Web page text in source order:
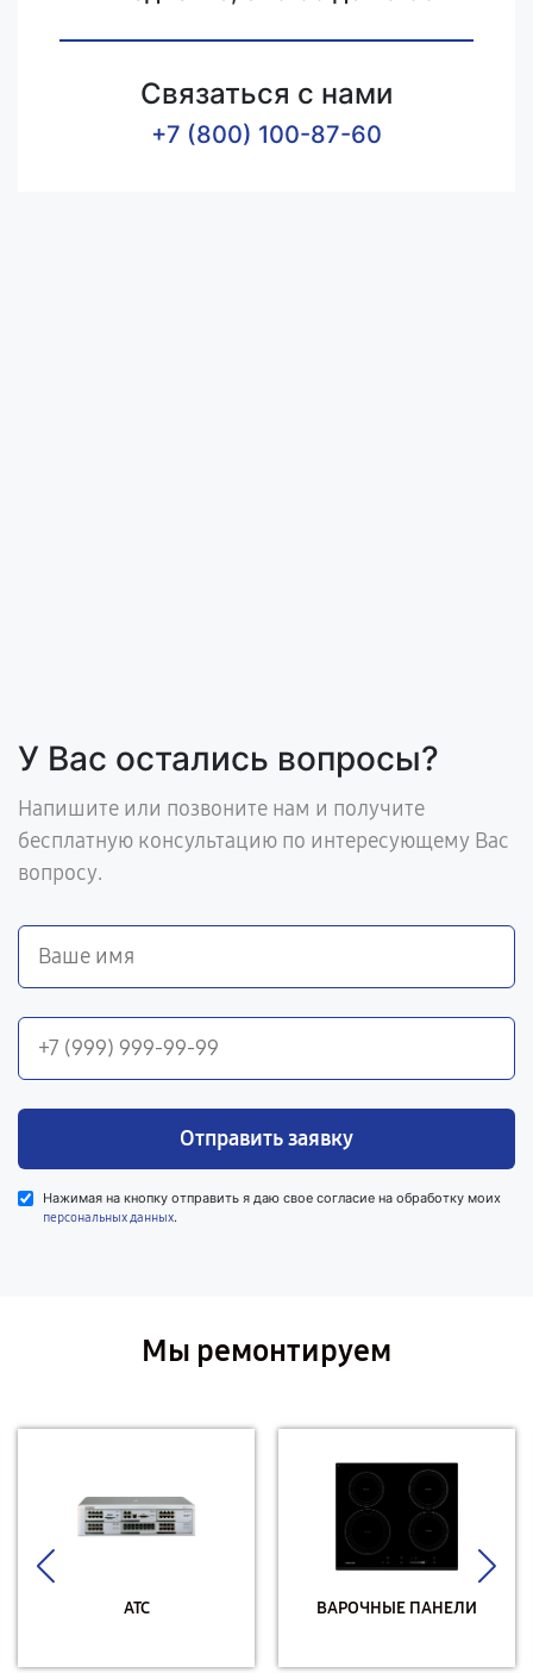
Связаться с нами
+7 (800) 100-87-60
У Вас остались вопросы?
Напишите или позвоните нам и получите
бесплатную консультацию по интересующему Вас
вопросу.
Отправить заявку
Нажимая на кнопку отправить я даю свое согласие на обработку моих
персональных данных.
Мы ремонтируем
АТС ВАРОЧНЫЕ ПАНЕЛИ